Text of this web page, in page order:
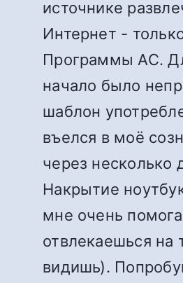
источнике
Интернет -
Программы АС.
начало было
шаблон
въелся в моё
через несколько
Накрытие
мне очень
отвлекаешься на
видишь).